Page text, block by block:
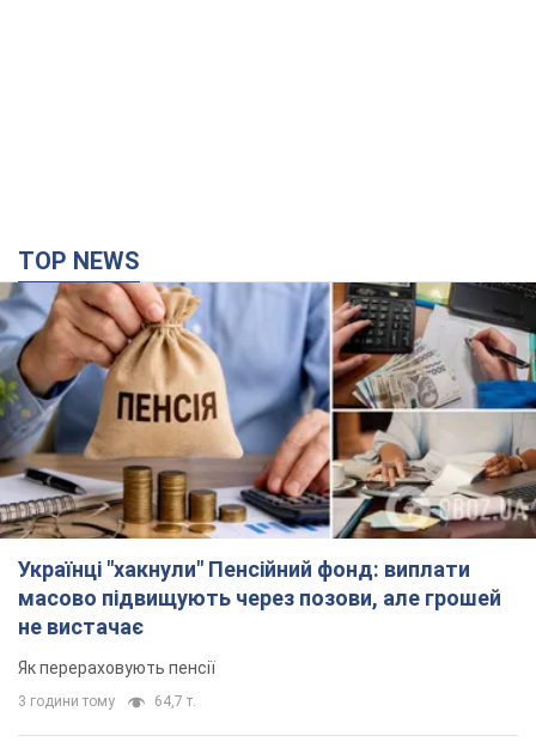
TOP NEWS
Українці "хакнули" Пенсійний фонд: виплати
масово підвищують через позови, але грошей
не вистачає
Як перераховують пенсії
3 години тому 64,7 т.